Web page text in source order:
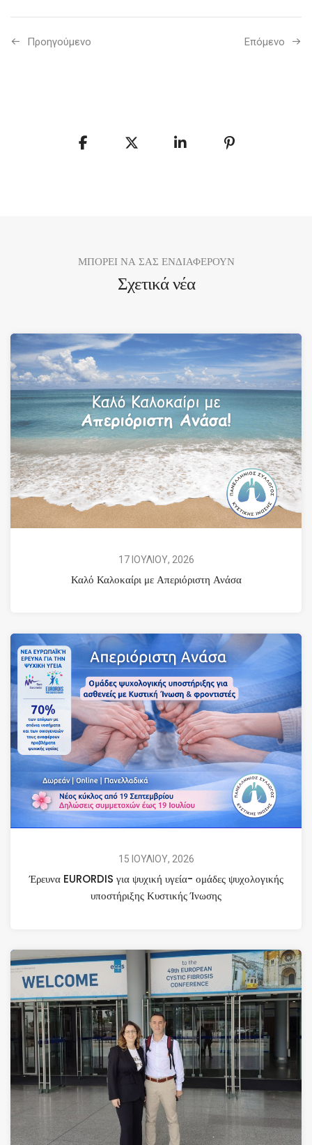
Προηγούμενo Επόμενο
ΜΠΟΡΕΙ ΝΑ ΣΑΣ ΕΝΔΙΑΦΕΡΟΥΝ
Σχετικά νέα
17 ΙΟΥΛΙΟΥ, 2026
Καλό Καλοκαίρι με Απεριόριστη Ανάσα
15 ΙΟΥΛΙΟΥ, 2026
Έρευνα EURORDIS για ψυχική υγεία- ομάδες ψυχολογικής
υποστήριξης Κυστικής Ίνωσης